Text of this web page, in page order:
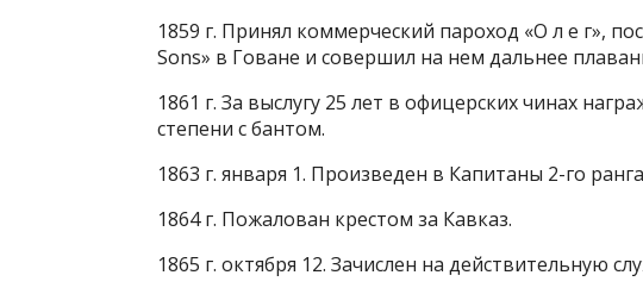
1859 г. Принял коммерческий пароход «О л е г»,
Sons» в Говане и совершил на нем дальнее
1861 г. За выслугу 25 лет в офицерских чинах
степени с бантом.
1863 г. января 1. Произведен в Капитаны 2-го
1864 г. Пожалован крестом за Кавказ.
1865 г. октября 12. Зачислен на действительную